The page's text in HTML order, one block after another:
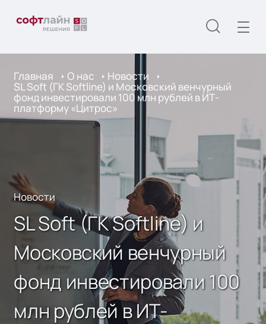
Главная О нас Новости
SL Soft (ГК Softline) и Московский венчурный
фонд инвестировали 100 млн рублей в ИТ-
платформу «Цитрос»
Новости
SL Soft (ГК Softline) и
Московский венчурный
фонд инвестировали 100
млн рублей в ИТ-